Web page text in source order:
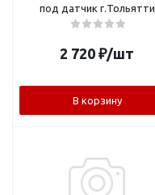
под датчик г.Тольятти
2 720 ₽/шт
В корзину